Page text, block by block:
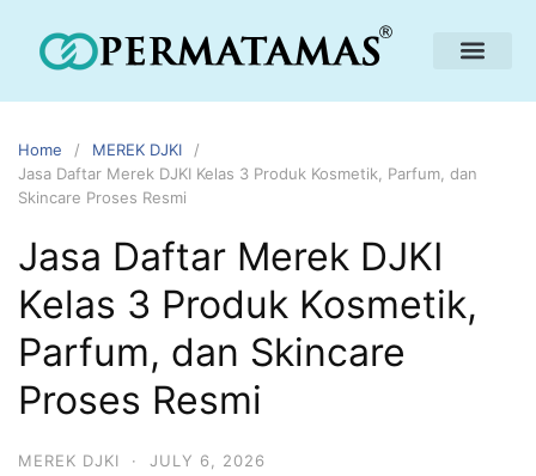
Home
MEREK DJKI
Jasa Daftar Merek DJKI Kelas 3 Produk Kosmetik, Parfum, dan
Skincare Proses Resmi
Jasa Daftar Merek DJKI
Kelas 3 Produk Kosmetik,
Parfum, dan Skincare
Proses Resmi
MEREK DJKI · JULY 6, 2026